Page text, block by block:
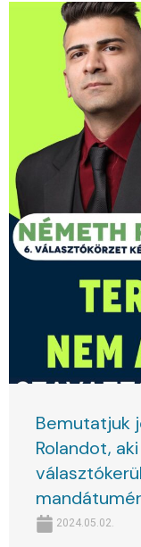
Bemutatjuk
Rolandot,
2024.05.02.